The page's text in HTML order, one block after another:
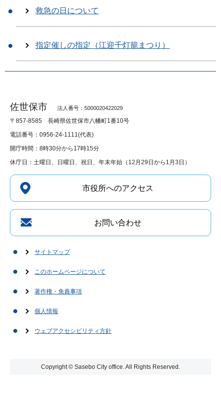
救急の日について
指定催しの指定（江迎千灯籠まつり）
佐世保市 法人番号：5000020422029
〒857-8585 長崎県佐世保市八幡町1番10号
電話番号：0956-24-1111(代表)
開庁時間：8時30分から17時15分
休庁日：土曜日、日曜日、祝日、年末年始（12月29日から1月3日）
市役所へのアクセス
お問い合わせ
サイトマップ
このホームページについて
著作権・免責事項
個人情報
ウェブアクセシビリティ方針
Copyright © Sasebo City office. All Rights Reserved.